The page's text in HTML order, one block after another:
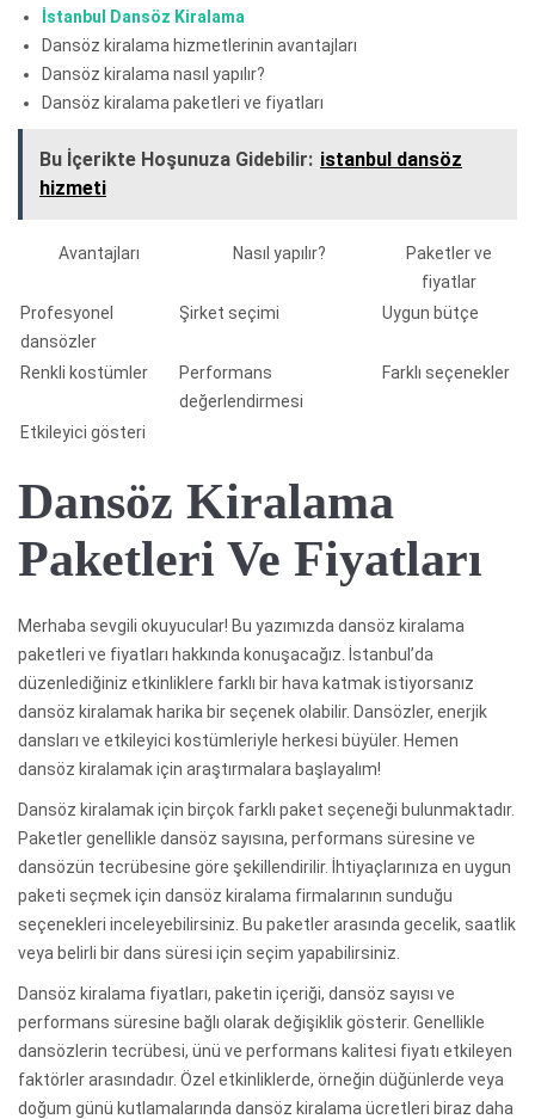
İstanbul Dansöz Kiralama
Dansöz kiralama hizmetlerinin avantajları
Dansöz kiralama nasıl yapılır?
Dansöz kiralama paketleri ve fiyatları
Bu İçerikte Hoşunuza Gidebilir: istanbul dansöz
hizmeti
Avantajları Nasıl yapılır?
Paketler ve
fiyatlar
Profesyonel
dansözler
Şirket seçimi Uygun bütçe
Renkli kostümler
Performans
değerlendirmesi
Farklı seçenekler
Etkileyici gösteri
Dansöz Kiralama
Paketleri Ve Fiyatları
Merhaba sevgili okuyucular! Bu yazımızda dansöz kiralama
paketleri ve fiyatları hakkında konuşacağız. İstanbul’da
düzenlediğiniz etkinliklere farklı bir hava katmak istiyorsanız
dansöz kiralamak harika bir seçenek olabilir. Dansözler, enerjik
dansları ve etkileyici kostümleriyle herkesi büyüler. Hemen
dansöz kiralamak için araştırmalara başlayalım!
Dansöz kiralamak için birçok farklı paket seçeneği bulunmaktadır.
Paketler genellikle dansöz sayısına, performans süresine ve
dansözün tecrübesine göre şekillendirilir. İhtiyaçlarınıza en uygun
paketi seçmek için dansöz kiralama firmalarının sunduğu
seçenekleri inceleyebilirsiniz. Bu paketler arasında gecelik, saatlik
veya belirli bir dans süresi için seçim yapabilirsiniz.
Dansöz kiralama fiyatları, paketin içeriği, dansöz sayısı ve
performans süresine bağlı olarak değişiklik gösterir. Genellikle
dansözlerin tecrübesi, ünü ve performans kalitesi fiyatı etkileyen
faktörler arasındadır. Özel etkinliklerde, örneğin düğünlerde veya
doğum günü kutlamalarında dansöz kiralama ücretleri biraz daha